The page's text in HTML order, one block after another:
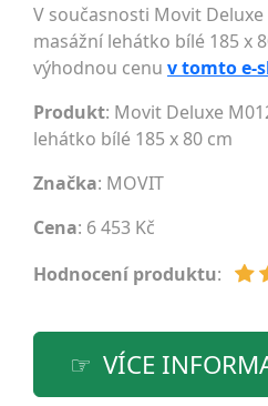
V současnosti Movit
masážní lehátko bílé 185 x
výhodnou cenu v tomto e-
Produkt: Movit Deluxe
lehátko bílé 185 x 80 cm
Značka: MOVIT
Cena: 6 453 Kč
Hodnocení produktu:
VÍCE